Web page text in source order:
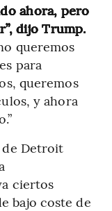
ahora, pero
dijo Trump.
queremos
para
queremos
y ahora
de Detroit
ciertos
bajo coste de